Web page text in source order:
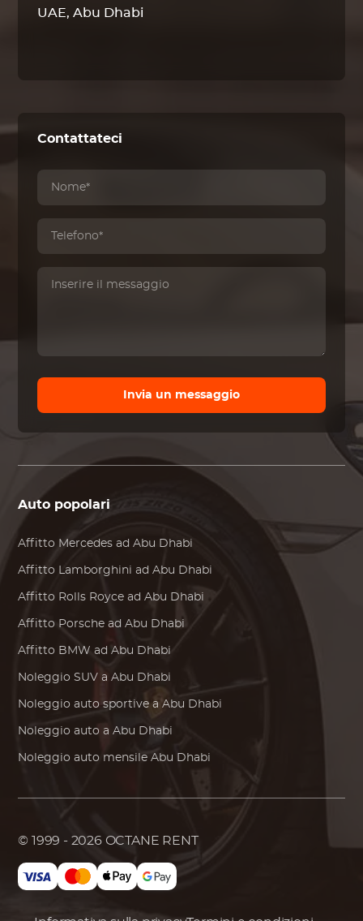
UAE, Abu Dhabi
Contattateci
Invia un messaggio
Auto popolari
Affitto Mercedes ad Abu Dhabi
Affitto Lamborghini ad Abu Dhabi
Affitto Rolls Royce ad Abu Dhabi
Affitto Porsche ad Abu Dhabi
Affitto BMW ad Abu Dhabi
Noleggio SUV a Abu Dhabi
Noleggio auto sportive a Abu Dhabi
Noleggio auto a Abu Dhabi
Noleggio auto mensile Abu Dhabi
© 1999 - 2026 OCTANE RENT